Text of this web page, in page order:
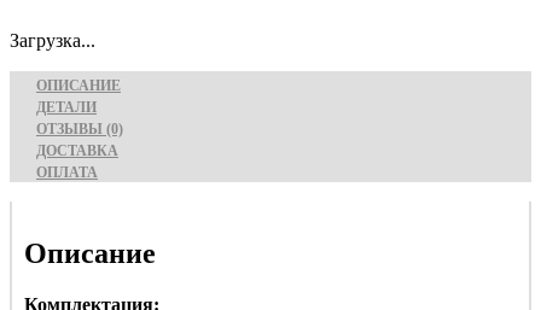
Загрузка...
ОПИСАНИЕ
ДЕТАЛИ
ОТЗЫВЫ (0)
ДОСТАВКА
ОПЛАТА
Описание
Комплектация: